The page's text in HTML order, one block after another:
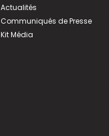
Actualités
Communiqués de Presse
Kit Média